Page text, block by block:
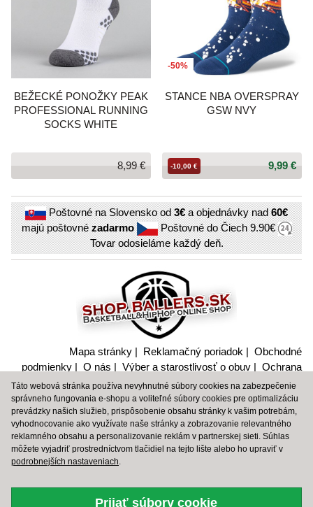
BEŽECKÉ PONOŽKY PEAK
PROFESSIONAL RUNNING
SOCKS WHITE
8,99 €
-50%
STANCE NBA OVERSPRAY
GSW NVY
9,99 €
-10,00 €
Poštovné na Slovensko od3€a objednávky nad60€
majú poštovnézadarmo Poštovné do Čiech9.90€
Tovar odosieláme každý deň.
Mapa stránky | Reklamačný poriadok | Obchodné
podmienky | O nás | Výber a starostlivosť o obuv | Ochrana
súkromia a nakladanie s citlivými údajmi
BBALLTOWN|BBT|PEAK SPORT |SPALDING|SHOP
SPALDING
© 2006 – 2026 Shop.Baller.sk, original design by Martin
Táto webová stránka používa nevyhnutné súbory cookies na zabezpečenie
správneho fungovania e-shopu a voliteľné súbory cookies pre optimalizáciu
prevádzky našich služieb, prispôsobenie obsahu stránky k vašim potrebám,
vyhodnocovanie ako využívate naše stránky a zobrazovanie relevantného
reklamného obsahu a personalizovanie reklám v partnerskej sieti. Súhlas
môžete vyjadriť prostredníctvom tlačidiel na tejto lište alebo ho upraviť v
podrobnejších nastaveniach.
Prijať súbory cookie